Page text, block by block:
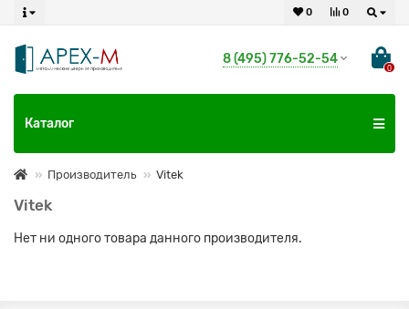
0
0
8 (495) 776-52-54
0
Каталог
Производитель Vitek
Vitek
Нет ни одного товара данного производителя.